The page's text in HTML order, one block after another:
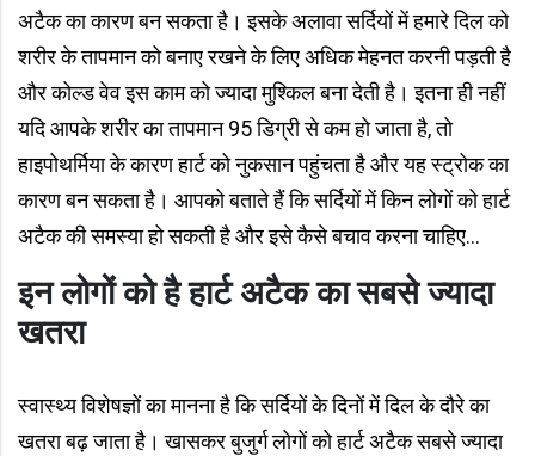
अटैक का कारण बन सकता है। इसके अलावा सर्दियों में हमारे दिल को
शरीर के तापमान को बनाए रखने के लिए अधिक मेहनत करनी पड़ती है
और कोल्ड वेव इस काम को ज्यादा मुश्किल बना देती है। इतना ही नहीं
यदि आपके शरीर का तापमान 95 डिग्री से कम हो जाता है, तो
हाइपोथर्मिया के कारण हार्ट को नुकसान पहुंचता है और यह स्ट्रोक का
कारण बन सकता है। आपको बताते हैं कि सर्दियों में किन लोगों को हार्ट
अटैक की समस्या हो सकती है और इसे कैसे बचाव करना चाहिए...
इन लोगों को है हार्ट अटैक का सबसे ज्यादा
खतरा
स्वास्थ्य विशेषज्ञों का मानना है कि सर्दियों के दिनों में दिल के दौरे का
खतरा बढ़ जाता है। खासकर बुजुर्ग लोगों को हार्ट अटैक सबसे ज्यादा